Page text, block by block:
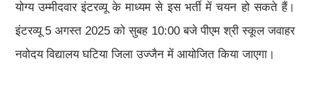
योग्य उम्मीदवार इंटरव्यू के माध्यम से इस भर्ती में चयन हो सकते हैं।
इंटरव्यू 5 अगस्त 2025 को सुबह 10:00 बजे पीएम श्री स्कूल जवाहर
नवोदय विद्यालय घटिया जिला उज्जैन में आयोजित किया जाएगा।